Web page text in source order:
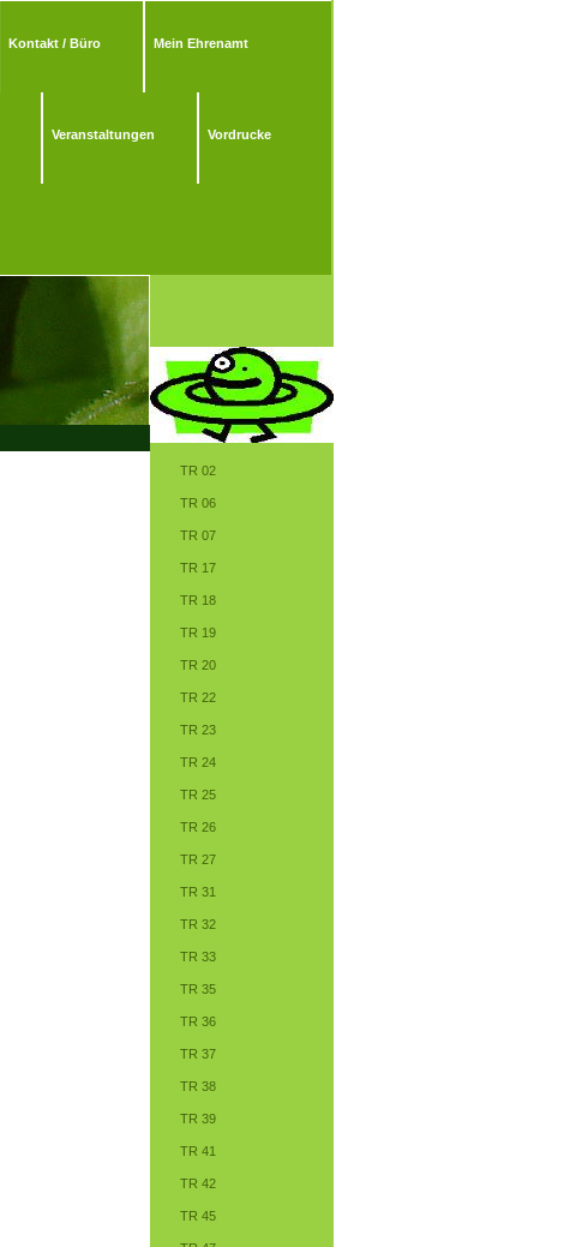
Kontakt / Büro Mein Ehrenamt
Veranstaltungen Vordrucke
TR 02
TR 06
TR 07
TR 17
TR 18
TR 19
TR 20
TR 22
TR 23
TR 24
TR 25
TR 26
TR 27
TR 31
TR 32
TR 33
TR 35
TR 36
TR 37
TR 38
TR 39
TR 41
TR 42
TR 45